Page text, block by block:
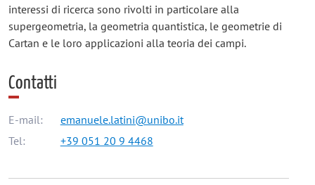
interessi di ricerca sono rivolti in particolare alla
supergeometria, la geometria quantistica, le geometrie di
Cartan e le loro applicazioni alla teoria dei campi.
Contatti
E-mail:
emanuele.latini@unibo.it
Tel:
+39 051 20 9 4468